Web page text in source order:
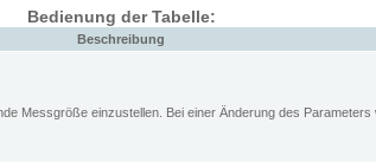
Bedienung der Tabelle:
Beschreibung
Messgröße einzustellen. Bei einer Änderung des Parameters